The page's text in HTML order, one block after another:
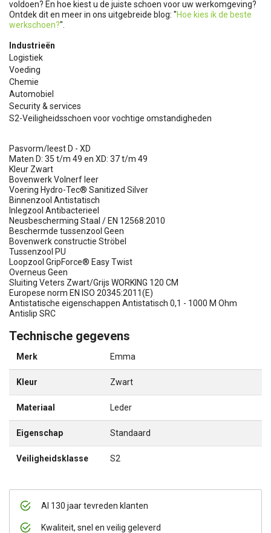
Al 130 jaar tevreden klanten
Kwaliteit, snel en veilig geleverd
voldoen? En hoe kiest u de juiste schoen voor uw werkomgeving?
Ontdek dit en meer in ons uitgebreide blog: "Hoe kies ik de beste
werkschoen?".
Industrieën
Logistiek
Voeding
Chemie
Automobiel
Security & services
S2-Veiligheidsschoen voor vochtige omstandigheden
Pasvorm/leest D - XD
Maten D: 35 t/m 49 en XD: 37 t/m 49
Kleur Zwart
Bovenwerk Volnerf leer
Voering Hydro-Tec® Sanitized Silver
Binnenzool Antistatisch
Inlegzool Antibacterieel
Neusbescherming Staal / EN 12568:2010
Beschermde tussenzool Geen
Bovenwerk constructie Ströbel
Tussenzool PU
Loopzool GripForce® Easy Twist
Overneus Geen
Sluiting Veters Zwart/Grijs WORKING 120 CM
Europese norm EN ISO 20345:2011(E)
Antistatische eigenschappen Antistatisch 0,1 - 1000 M Ohm
Antislip SRC
Technische gegevens
Merk Emma
Kleur Zwart
Materiaal Leder
Eigenschap Standaard
Veiligheidsklasse S2